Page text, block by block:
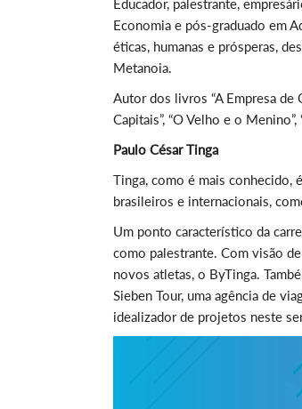
Educador, palestrante,
Economia e pós-graduado em
éticas, humanas e prósperas,
Metanoia.
Autor dos livros “A Empresa de
Capitais”, “O Velho e o Menino”,
Paulo César Tinga
Tinga, como é mais conhecido,
brasileiros e internacionais,
Um ponto característico da
como palestrante. Com visão
novos atletas, o ByTinga.
Sieben Tour, uma agência de
idealizador de projetos neste